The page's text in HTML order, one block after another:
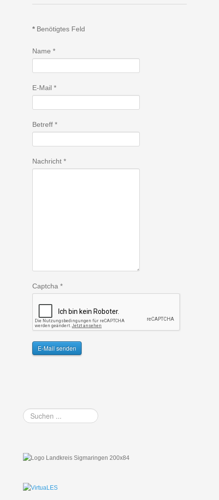
*Benötigtes Feld
Name *
E-Mail*
Betreff*
Nachricht*
Captcha *
E-Mail senden
Suchen
...